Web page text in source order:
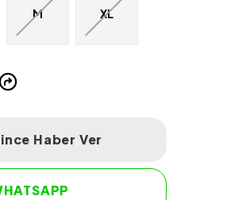
M XL
Haber Ver